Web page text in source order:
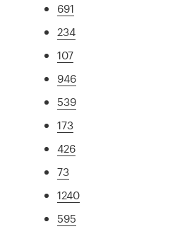
691
234
107
946
539
173
426
73
1240
595